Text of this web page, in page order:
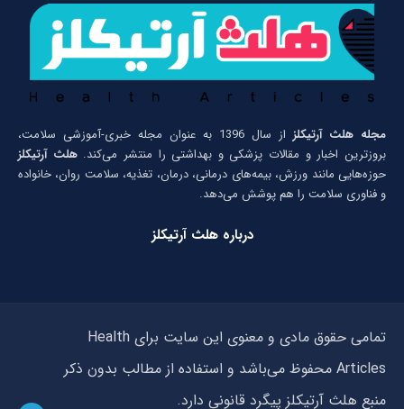
مجله هلث آرتیکلز
از سال 1396 به عنوان مجله خبری-آموزشی سلامت،
بروزترین اخبار و مقالات پزشکی و بهداشتی را منتشر می‌کند.هلث آرتیکلز
حوزه‌هایی مانند ورزش، بیمه‌های درمانی، درمان، تغذیه، سلامت روان، خانواده
و فناوری سلامت را هم پوشش می‌دهد.
درباره هلث آرتیکلز
تمامی حقوق مادی و معنوی این سایت برای Health
Articles محفوظ می‌باشد و استفاده از مطالب بدون ذکر
منبع هلث آرتیکلز پیگرد قانونی دارد.